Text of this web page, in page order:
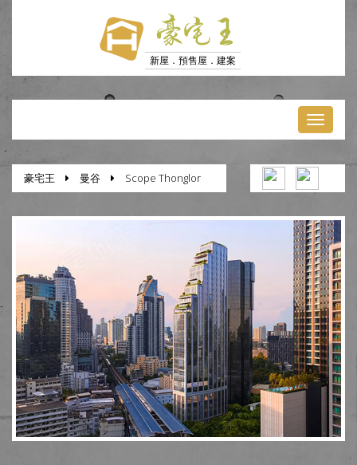
豪宅王
新屋．預售屋．建案
豪宅王 曼谷 Scope Thonglor